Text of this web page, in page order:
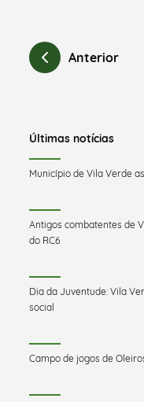
Anterior
Últimas notícias
Município de Vila Verde
Antigos combatentes de
do RC6
Dia da Juventude: Vila
social
Campo de jogos de